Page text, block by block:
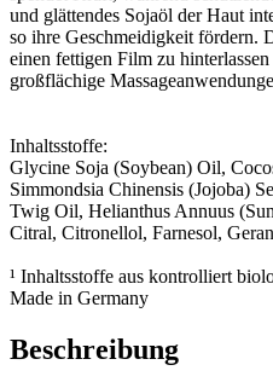
und glättendes Sojaöl der Haut
so ihre Geschmeidigkeit fördern.
einen fettigen Film zu
großflächige
Inhaltsstoffe:
Glycine Soja (Soybean) Oil,
Simmondsia Chinensis (Jojoba)
Twig Oil, Helianthus Annuus
Citral, Citronellol, Farnesol,
¹ Inhaltsstoffe aus kontrolliert
Made in Germany
Beschreibung